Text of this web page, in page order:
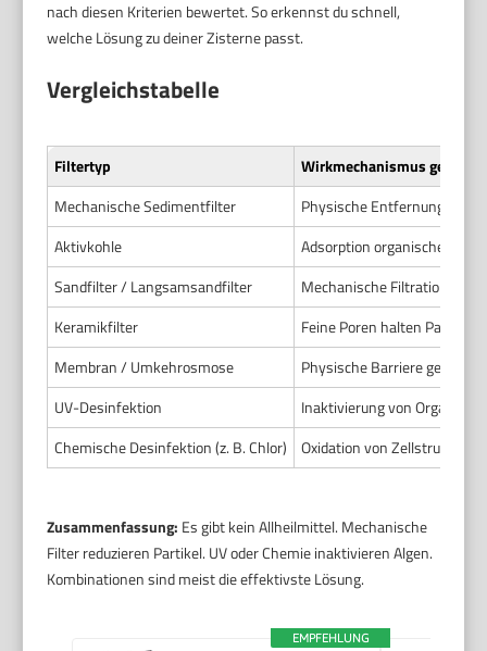
nach diesen Kriterien bewertet. So erkennst du schnell,
welche Lösung zu deiner Zisterne passt.
Vergleichstabelle
Filtertyp
Wirkmechanismus gegen
Mechanische Sedimentfilter
Physische Entfernung von
Aktivkohle
Adsorption organischer
Sandfilter / Langsamsandfilter
Mechanische Filtration plus
Keramikfilter
Feine Poren halten Partikel
Membran / Umkehrosmose
Physische Barriere gegen
UV-Desinfektion
Inaktivierung von
Chemische Desinfektion (z. B. Chlor)
Oxidation von
Zusammenfassung: Es gibt kein Allheilmittel. Mechanische
Filter reduzieren Partikel. UV oder Chemie inaktivieren Algen.
Kombinationen sind meist die effektivste Lösung.
EMPFEHLUNG